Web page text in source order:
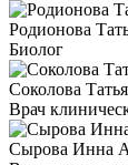
Родионова
Биолог
Соколова
Врач
Сырова Инна